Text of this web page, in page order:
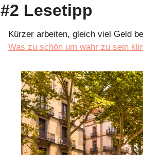
#2 Lesetipp
Was zu schön um wahr zu sein